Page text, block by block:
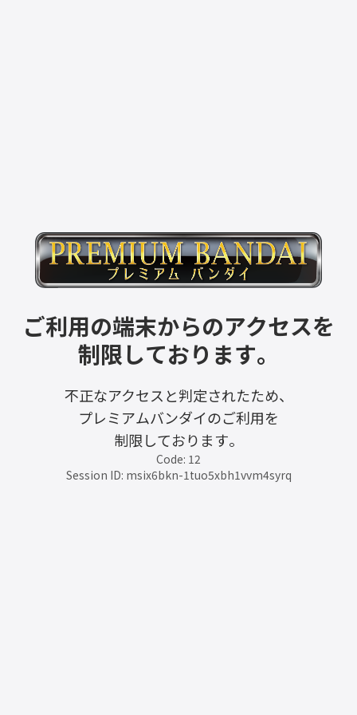
ご利用の端末からのアクセスを
制限しております。
不正なアクセスと判定されたため、
プレミアムバンダイのご利用を
制限しております。
Code: 12
Session ID: msix6bkn-1tuo5xbh1vvm4syrq